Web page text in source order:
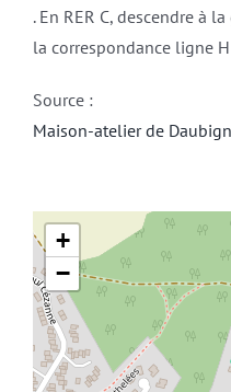
. En RER C, descendre à
la correspondance ligne
Source :
Maison-atelier de
+
−